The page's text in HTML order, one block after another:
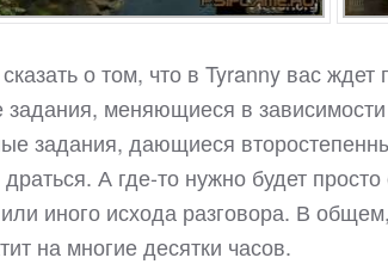
о том, что в Tyranny вас
меняющиеся в
задания, дающиеся
драться. А где-то нужно будет
иного исхода разговора. В
на многие десятки часов.